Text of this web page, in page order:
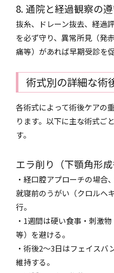
8. 通院と経過観察の
抜糸、ドレーン抜去、経過
を必ず守り、異常所見（発
痛等）があれば早期受診を
術式別の詳細な術
各術式によって術後ケアの
ります。以下に主な術式ご
す。
エラ削り（下顎角形
・経口腔アプローチの場合
就寝前のうがい（クロルヘ
行。
・1週間は硬い食事・刺激
等）を避ける。
・術後2～3日はフェイスバ
維持する。